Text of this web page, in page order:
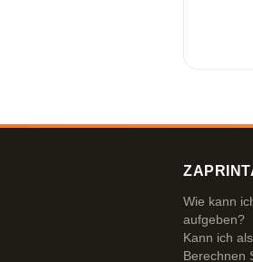
Wie kann
aufgeben?
Kann ich
Berechnen